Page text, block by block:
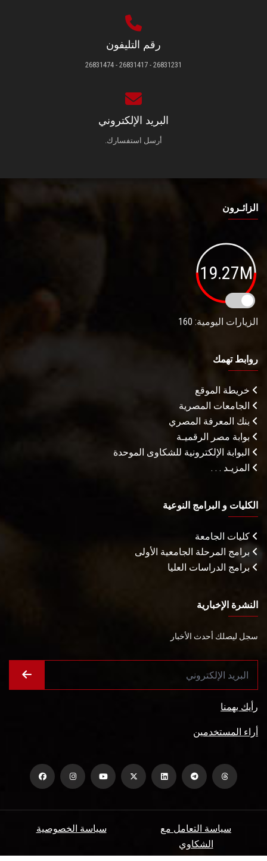
رقم التليفون
26831231 - 26831417 - 26831474
البريد الإلكتروني
أرسل استفسارك.
الزائـرون
19.27M
الزيارات اليومية: 160
روابط تهمك
خريطة الموقع
الجامعات المصرية
بنك المعرفة المصري
بوابة مصر الرقميـة
البوابة الإلكترونية للشكاوى الموحدة
المزيـد . . .
الكليات و البرامج النوعية
كليات الجامعة
برامج المرحلة الجامعية الأولى
برامج الدراسات العليا
النشرة الإخبارية
سجل ليصلك أحدث الأخبار
رأيك يهمنا
أراء المستخدمين
سياسة الخصوصية
سياسة التعامل مع
الشكاوي